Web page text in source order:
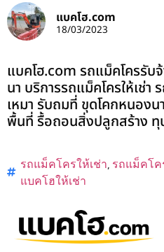
แบคโฮ.com
18/03/2023
แบคโฮ.com รถแม็คโครรับ
นา บริการรถแม็คโครให้เช่า
เหมา รับถมที่ ขุดโคกหนองน
พื้นที่ รื้อถอนสิ่งปลูกสร้าง ทุ
รถแม็คโครให้เช่า, รถแม็คโค
แบคโฮให้เช่า